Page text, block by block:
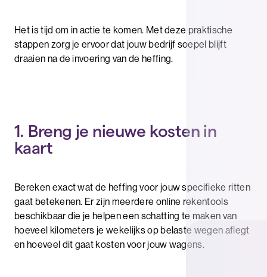
Het is tijd om in actie te komen. Met deze praktische
stappen zorg je ervoor dat jouw bedrijf soepel blijft
draaien na de invoering van de heffing.
1. Breng je nieuwe kosten in
kaart
Bereken exact wat de heffing voor jouw specifieke ritten
gaat betekenen. Er zijn meerdere online rekentools
beschikbaar die je helpen een schatting te maken van
hoeveel kilometers je wekelijks op belaste wegen aflegt
en hoeveel dit gaat kosten voor jouw wagens.